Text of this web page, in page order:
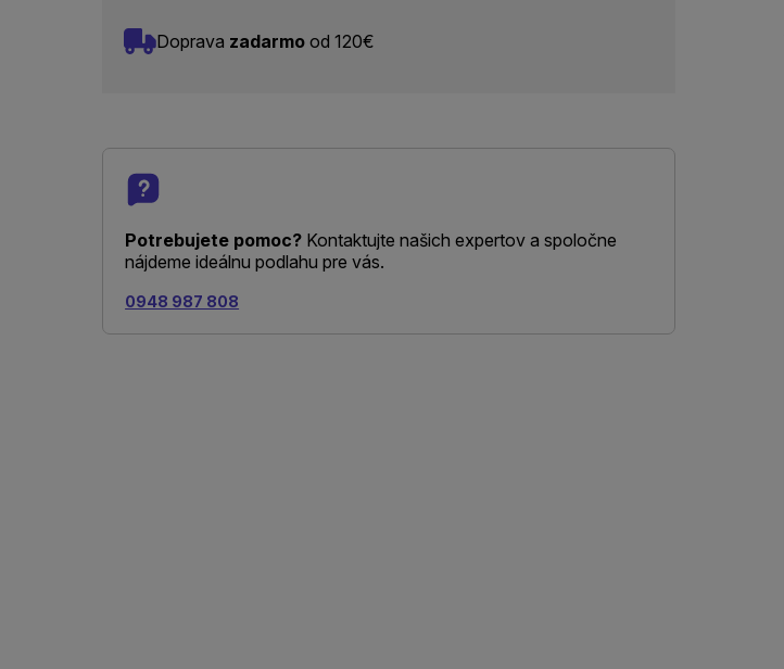
Doprava zadarmo od 120€
Potrebujete pomoc? Kontaktujte našich expertov a spoločne
nájdeme ideálnu podlahu pre vás.
0948 987 808